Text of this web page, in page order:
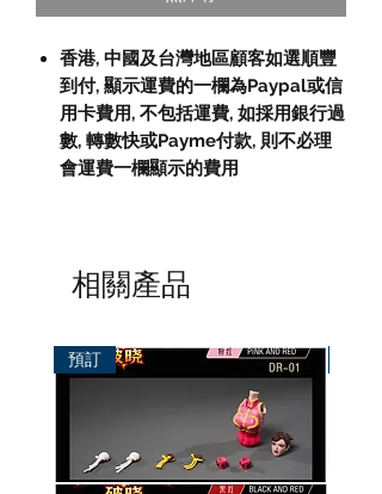
香港, 中國及台灣地區顧客如選順豐
到付, 顯示運費的一欄為Paypal或信
用卡費用, 不包括運費, 如採用銀行過
數, 轉數快或Payme付款, 則不必理
會運費一欄顯示的費用
相關產品
預訂